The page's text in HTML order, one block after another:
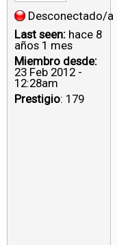
Desconectado/a
Last seen: hace 8
años 1 mes
Miembro desde:
23 Feb 2012 -
12:28am
Prestigio: 179